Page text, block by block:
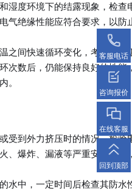
湿度环境下的结露现象，检
气绝缘性能应符合要求，以
之间快速循环变化，考验其
次数后，仍能保持良好的性
。
受到外力挤压时的情况，检
、爆炸、漏液等严重安全事
水中，一定时间后检查其防
客服电话
咨询报价
在线客服
回到顶部